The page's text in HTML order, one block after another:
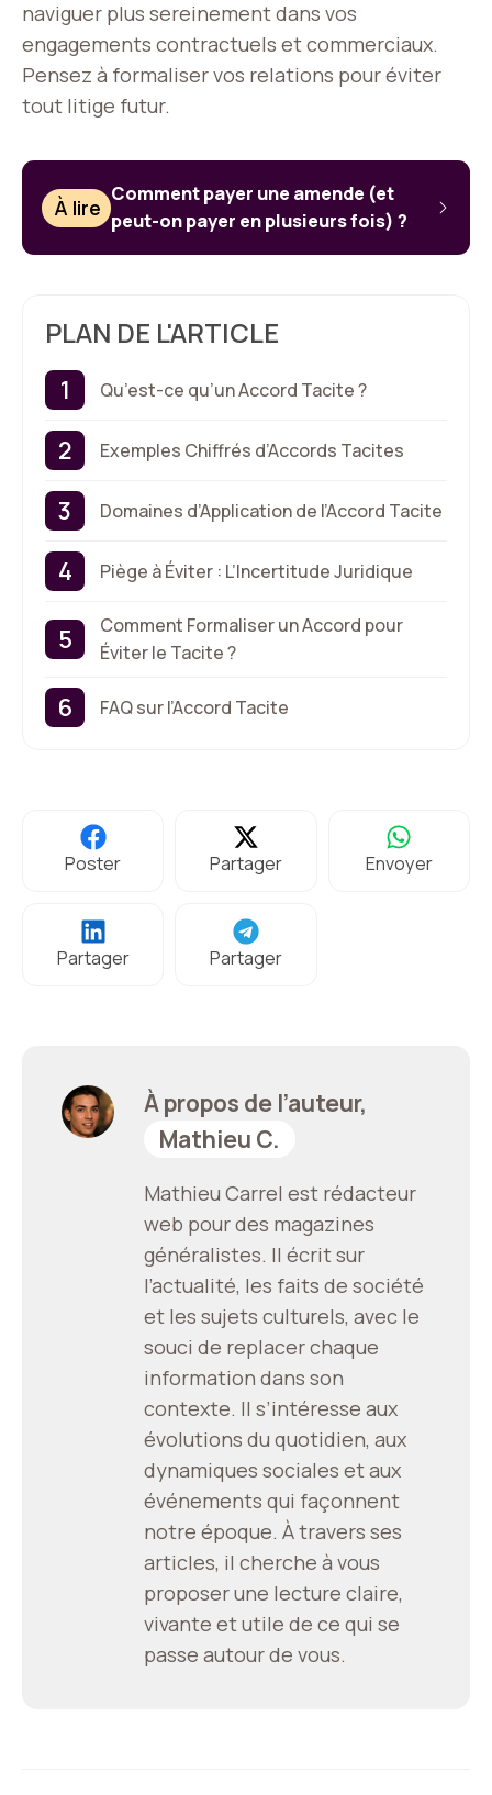
naviguer plus sereinement dans vos
engagements contractuels et commerciaux.
Pensez à formaliser vos relations pour éviter
tout litige futur.
À lire
Comment payer une amende (et
peut-on payer en plusieurs fois) ?
PLAN DE L'ARTICLE
Qu’est-ce qu’un Accord Tacite ?
Exemples Chiffrés d’Accords Tacites
Domaines d’Application de l’Accord Tacite
Piège à Éviter : L’Incertitude Juridique
Comment Formaliser un Accord pour
Éviter le Tacite ?
FAQ sur l’Accord Tacite
Poster Partager Envoyer
Partager Partager
À propos de l’auteur,
Mathieu C.
Mathieu Carrel est rédacteur
web pour des magazines
généralistes. Il écrit sur
l’actualité, les faits de société
et les sujets culturels, avec le
souci de replacer chaque
information dans son
contexte. Il s’intéresse aux
évolutions du quotidien, aux
dynamiques sociales et aux
événements qui façonnent
notre époque. À travers ses
articles, il cherche à vous
proposer une lecture claire,
vivante et utile de ce qui se
passe autour de vous.